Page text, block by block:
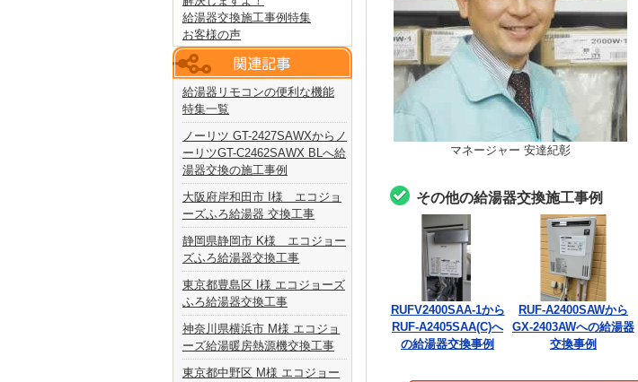
マネージャー 安達紀彰
その他の給湯器交換施工事例
RUFV2400SAA-1から
RUF-A2405SAA(C)へ
の給湯器交換事例
RUF-A2400SAWから
GX-2403AWへの給湯器
交換事例
給湯器交換施工事例特集
お客様の声
給湯器リモコンの便利な機能
特集一覧
ノーリツ GT-2427SAWXからノ
ーリツGT-C2462SAWX BLへ給
湯器交換の施工事例
大阪府岸和田市 I様 エコジョ
ーズふろ給湯器 交換工事
静岡県静岡市 K様 エコジョー
ズふろ給湯器交換工事
東京都豊島区 I様 エコジョーズ
ふろ給湯器交換工事
神奈川県横浜市 M様 エコジョ
ーズ給湯暖房熱源機交換工事
東京都中野区 M様 エコジョー